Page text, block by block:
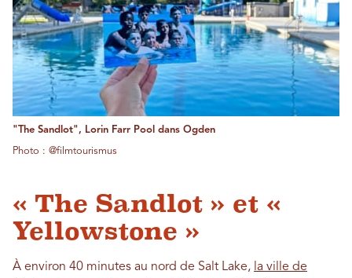
"The Sandlot", Lorin Farr Pool dans Ogden
Photo : @filmtourismus
« The Sandlot » et «
Yellowstone »
À environ 40 minutes au nord de Salt Lake, la ville de